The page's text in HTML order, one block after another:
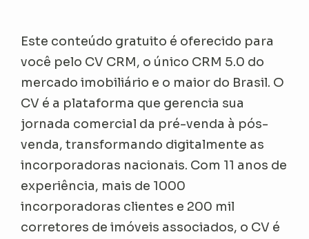
Este conteúdo gratuito é oferecido para
você pelo CV CRM, o único CRM 5.0 do
mercado imobiliário e o maior do Brasil. O
CV é a plataforma que gerencia sua
jornada comercial da pré-venda à pós-
venda, transformando digitalmente as
incorporadoras nacionais. Com 11 anos de
experiência, mais de 1000
incorporadoras clientes e 200 mil
corretores de imóveis associados, o CV é